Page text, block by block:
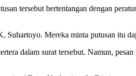
tersebut bertentangan dengan
Mereka minta putusan itu
dalam surat tersebut. Namun,